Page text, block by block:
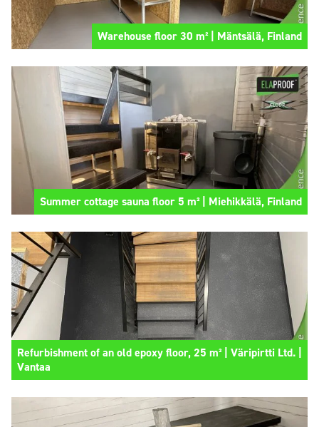
Warehouse floor 30 m² | Mäntsälä, Finland
Summer cottage sauna floor 5 m² | Miehikkälä, Finland
Refurbishment of an old epoxy floor, 25 m² | Väripirtti Ltd. |
Vantaa